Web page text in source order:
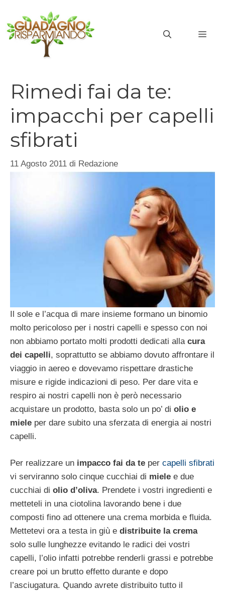
contenuto
Rimedi fai da te:
impacchi per capelli
sfibrati
11 Agosto 2011 di Redazione
Il sole e l’acqua di mare insieme formano un binomio
molto pericoloso per i nostri capelli e spesso con noi
non abbiamo portato molti prodotti dedicati alla cura
dei capelli, soprattutto se abbiamo dovuto affrontare il
viaggio in aereo e dovevamo rispettare drastiche
misure e rigide indicazioni di peso. Per dare vita e
respiro ai nostri capelli non è però necessario
acquistare un prodotto, basta solo un po’ di olio e
miele per dare subito una sferzata di energia ai nostri
capelli.
Per realizzare un impacco fai da te per capelli sfibrati
vi serviranno solo cinque cucchiai di miele e due
cucchiai di olio d’oliva. Prendete i vostri ingredienti e
metteteli in una ciotolina lavorando bene i due
composti fino ad ottenere una crema morbida e fluida.
Mettetevi ora a testa in giù e distribuite la crema
solo sulle lunghezze evitando le radici dei vostri
capelli, l’olio infatti potrebbe renderli grassi e potrebbe
creare poi un brutto effetto durante e dopo
l’asciugatura. Quando avrete distribuito tutto il